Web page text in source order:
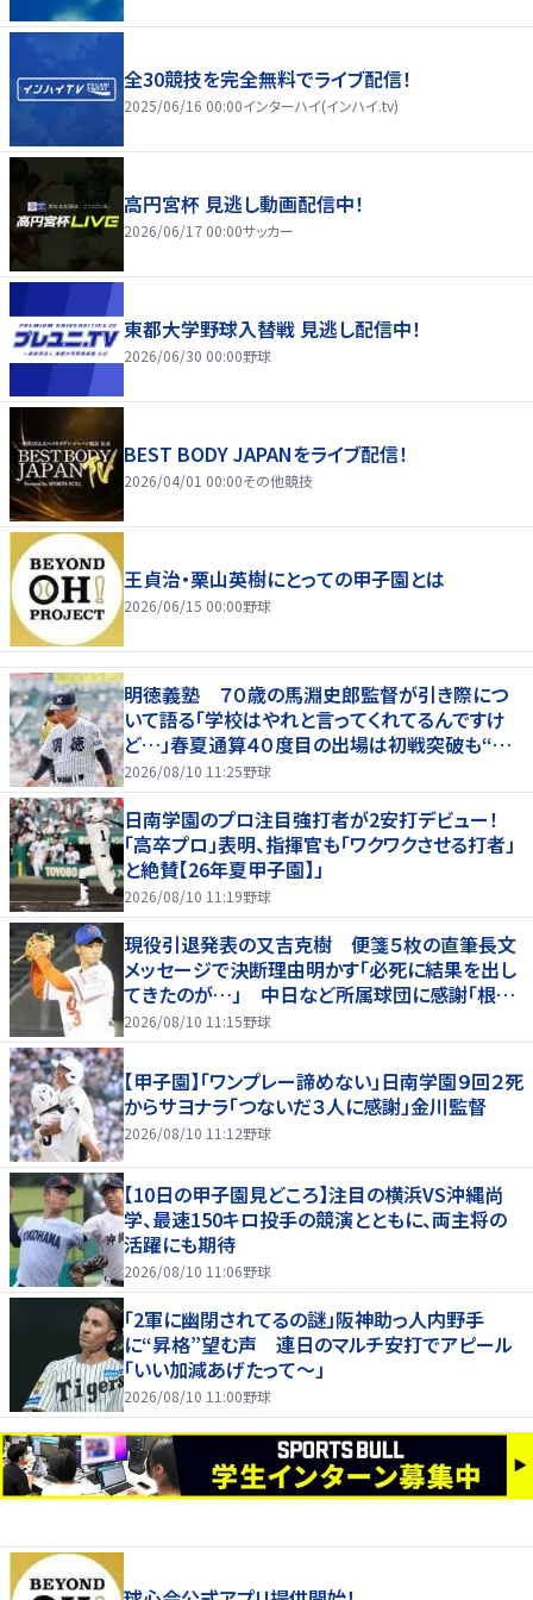
全30競技を完全無料でライブ配信！
2025/06/16 00:00インターハイ(インハイ.tv)
高円宮杯 見逃し動画配信中！
2026/06/17 00:00サッカー
東都大学野球入替戦 見逃し配信中！
2026/06/30 00:00野球
BEST BODY JAPANをライブ配信！
2026/04/01 00:00その他競技
王貞治・栗山英樹にとっての甲子園とは
2026/06/15 00:00野球
明徳義塾 ７０歳の馬淵史郎監督が引き際につ
いて語る「学校はやれと言ってくれてるんですけ
ど…」春夏通算４０度目の出場は初戦突破も“馬
淵節”炸裂
2026/08/10 11:25野球
日南学園のプロ注目強打者が2安打デビュー！
「高卒プロ」表明、指揮官も「ワクワクさせる打者」
と絶賛【26年夏甲子園】」
2026/08/10 11:19野球
現役引退発表の又吉克樹 便箋５枚の直筆長文
メッセージで決断理由明かす「必死に結果を出し
てきたのが…」 中日など所属球団に感謝「根気
強く指導してもらった」
2026/08/10 11:15野球
【甲子園】「ワンプレー諦めない」日南学園９回２死
からサヨナラ「つないだ３人に感謝」金川監督
2026/08/10 11:12野球
【10日の甲子園見どころ】注目の横浜VS沖縄尚
学、最速150キロ投手の競演とともに、両主将の
活躍にも期待
2026/08/10 11:06野球
「2軍に幽閉されてるの謎」阪神助っ人内野手
に“昇格”望む声 連日のマルチ安打でアピール
「いい加減あげたって〜」
2026/08/10 11:00野球